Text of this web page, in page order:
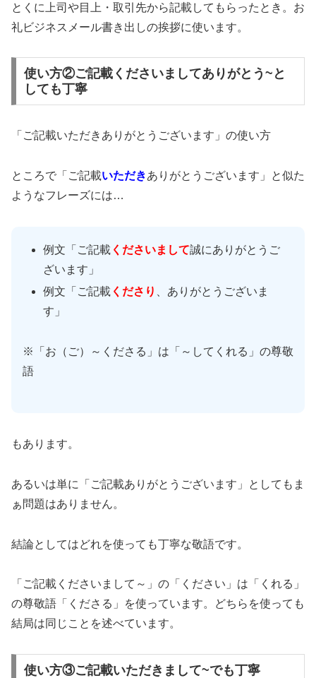
とくに上司や目上・取引先から記載してもらったとき。お
礼ビジネスメール書き出しの挨拶に使います。
使い方②ご記載くださいましてありがとう~と
しても丁寧
「ご記載いただきありがとうございます」の使い方
ところで「ご記載いただきありがとうございます」と似た
ようなフレーズには…
例文「ご記載 くださいまして誠にありがとうご
ざいます」
例文「ご記載 くださり
、ありがとうございま
す」
※「お（ご）～くださる」は「～してくれる」の尊敬
語
もあります。
あるいは単に「ご記載ありがとうございます」としてもま
ぁ問題はありません。
結論としてはどれを使っても丁寧な敬語です。
「ご記載くださいまして～」の「ください」は「くれる」
の尊敬語「くださる」を使っています。どちらを使っても
結局は同じことを述べています。
使い方③ご記載いただきまして~でも丁寧